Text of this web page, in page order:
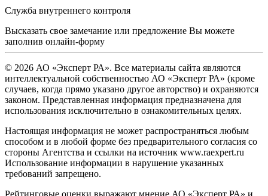
Служба внутреннего контроля
Высказать свое замечание или предложение Вы можете
заполнив онлайн-форму
© 2026 АО «Эксперт РА». Все материалы сайта являются
интеллектуальной собственностью АО «Эксперт РА» (кроме
случаев, когда прямо указано другое авторство) и охраняются
законом. Представленная информация предназначена для
использования исключительно в ознакомительных целях.
Настоящая информация не может распространяться любым
способом и в любой форме без предварительного согласия со
стороны Агентства и ссылки на источник www.raexpert.ru
Использование информации в нарушение указанных
требований запрещено.
Рейтинговые оценки выражают мнение АО «Эксперт РА» и